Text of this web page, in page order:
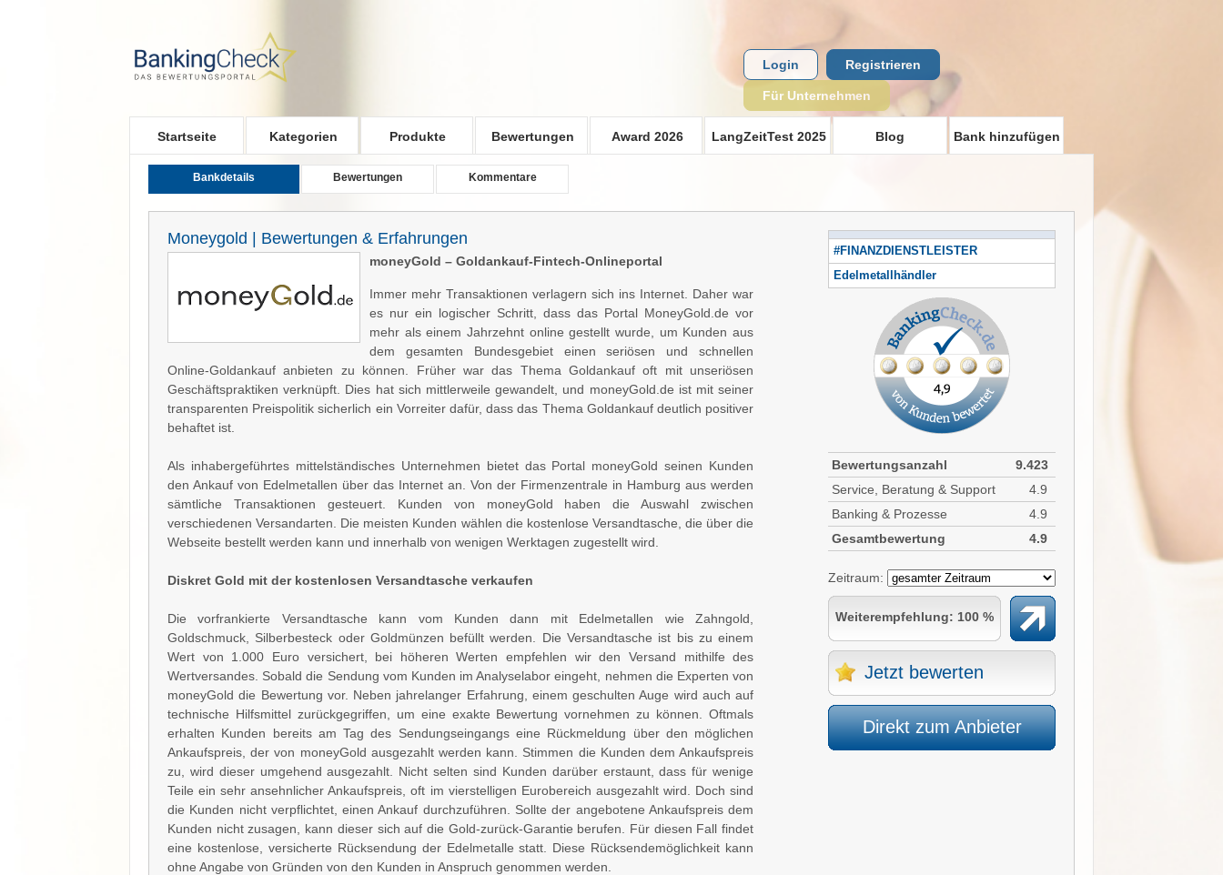
Startseite Kategorien Produkte Bewertungen Award 2026 LangZeitTest 2025 Blog Bank hinzufügen
Login Registrieren
Für Unternehmen
Bankdetails Bewertungen Kommentare
Moneygold | Bewertungen & Erfahrungen
moneyGold – Goldankauf-Fintech-Onlineportal
Immer mehr Transaktionen verlagern sich ins Internet. Daher war
es nur ein logischer Schritt, dass das Portal MoneyGold.de vor
mehr als einem Jahrzehnt online gestellt wurde, um Kunden aus
dem gesamten Bundesgebiet einen seriösen und schnellen
Online-Goldankauf anbieten zu können. Früher war das Thema Goldankauf oft mit unseriösen
Geschäftspraktiken verknüpft. Dies hat sich mittlerweile gewandelt, und moneyGold.de ist mit seiner
transparenten Preispolitik sicherlich ein Vorreiter dafür, dass das Thema Goldankauf deutlich positiver
behaftet ist.
Als inhabergeführtes mittelständisches Unternehmen bietet das Portal moneyGold seinen Kunden
den Ankauf von Edelmetallen über das Internet an. Von der Firmenzentrale in Hamburg aus werden
sämtliche Transaktionen gesteuert. Kunden von moneyGold haben die Auswahl zwischen
verschiedenen Versandarten. Die meisten Kunden wählen die kostenlose Versandtasche, die über die
Webseite bestellt werden kann und innerhalb von wenigen Werktagen zugestellt wird.
Diskret Gold mit der kostenlosen Versandtasche verkaufen
Die vorfrankierte Versandtasche kann vom Kunden dann mit Edelmetallen wie Zahngold,
Goldschmuck, Silberbesteck oder Goldmünzen befüllt werden. Die Versandtasche ist bis zu einem
Wert von 1.000 Euro versichert, bei höheren Werten empfehlen wir den Versand mithilfe des
Wertversandes. Sobald die Sendung vom Kunden im Analyselabor eingeht, nehmen die Experten von
moneyGold die Bewertung vor. Neben jahrelanger Erfahrung, einem geschulten Auge wird auch auf
technische Hilfsmittel zurückgegriffen, um eine exakte Bewertung vornehmen zu können. Oftmals
erhalten Kunden bereits am Tag des Sendungseingangs eine Rückmeldung über den möglichen
Ankaufspreis, der von moneyGold ausgezahlt werden kann. Stimmen die Kunden dem Ankaufspreis
zu, wird dieser umgehend ausgezahlt. Nicht selten sind Kunden darüber erstaunt, dass für wenige
Teile ein sehr ansehnlicher Ankaufspreis, oft im vierstelligen Eurobereich ausgezahlt wird. Doch sind
die Kunden nicht verpflichtet, einen Ankauf durchzuführen. Sollte der angebotene Ankaufspreis dem
Kunden nicht zusagen, kann dieser sich auf die Gold-zurück-Garantie berufen. Für diesen Fall findet
eine kostenlose, versicherte Rücksendung der Edelmetalle statt. Diese Rücksendemöglichkeit kann
ohne Angabe von Gründen von den Kunden in Anspruch genommen werden.
#FINANZDIENSTLEISTER
Edelmetallhändler
Bewertungsanzahl
9.423
Service, Beratung & Support
4.9
Banking & Prozesse
4.9
Gesamtbewertung
4.9
Zeitraum:
Weiterempfehlung: 100 %
Jetzt bewerten
Direkt zum Anbieter